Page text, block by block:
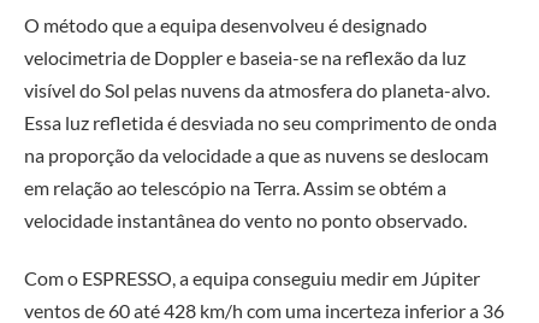
O método que a equipa desenvolveu é designado
velocimetria de Doppler e baseia-se na reflexão da luz
visível do Sol pelas nuvens da atmosfera do planeta-alvo.
Essa luz refletida é desviada no seu comprimento de onda
na proporção da velocidade a que as nuvens se deslocam
em relação ao telescópio na Terra. Assim se obtém a
velocidade instantânea do vento no ponto observado.
Com o ESPRESSO, a equipa conseguiu medir em Júpiter
ventos de 60 até 428 km/h com uma incerteza inferior a 36